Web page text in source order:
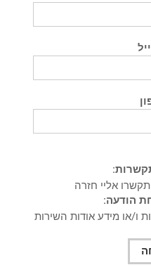
אליי חזרה
הודעה:
ו/או מידע אודות השירות